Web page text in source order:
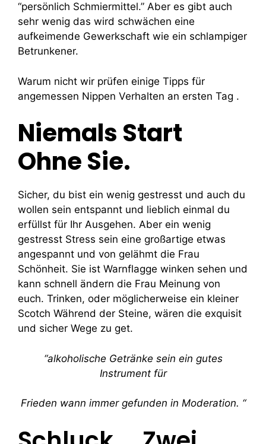
“persönlich Schmiermittel.” Aber es gibt auch
sehr wenig das wird schwächen eine
aufkeimende Gewerkschaft wie ein schlampiger
Betrunkener.
Warum nicht wir prüfen einige Tipps für
angemessen Nippen Verhalten an ersten Tag .
Niemals Start
Ohne Sie.
Sicher, du bist ein wenig gestresst und auch du
wollen sein entspannt und lieblich einmal du
erfüllst für Ihr Ausgehen. Aber ein wenig
gestresst Stress sein eine großartige etwas
angespannt und von gelähmt die Frau
Schönheit. Sie ist Warnflagge winken sehen und
kann schnell ändern die Frau Meinung von
euch. Trinken, oder möglicherweise ein kleiner
Scotch Während der Steine, wären die exquisit
und sicher Wege zu get.
“alkoholische Getränke sein ein gutes
Instrument für
Frieden wann immer gefunden in Moderation. “